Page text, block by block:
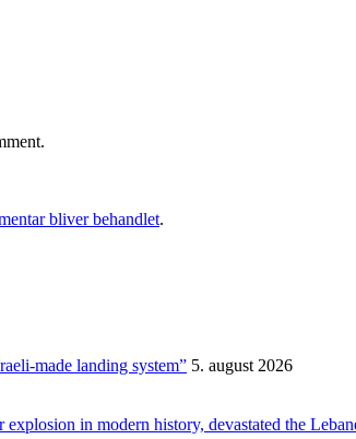
bliver behandlet.
made landing system” 5. august 2026
in modern history, devastated the